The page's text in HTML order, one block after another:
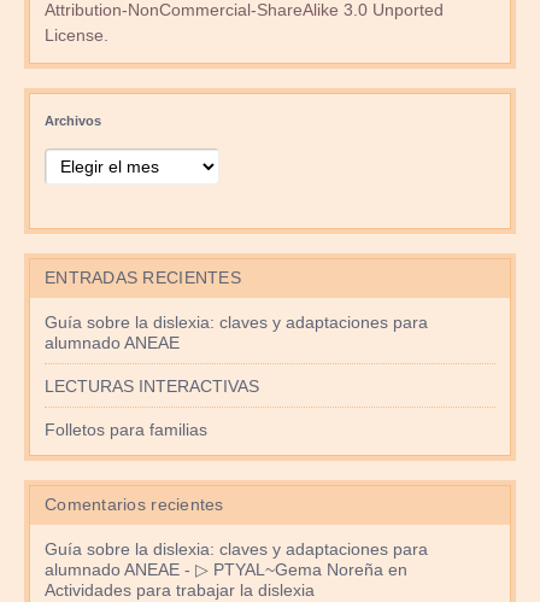
Attribution-NonCommercial-ShareAlike 3.0 Unported
License.
Archivos
ENTRADAS RECIENTES
Guía sobre la dislexia: claves y adaptaciones para
alumnado ANEAE
LECTURAS INTERACTIVAS
Folletos para familias
Comentarios recientes
Guía sobre la dislexia: claves y adaptaciones para
alumnado ANEAE - ▷ PTYAL~Gema Noreña en
Actividades para trabajar la dislexia